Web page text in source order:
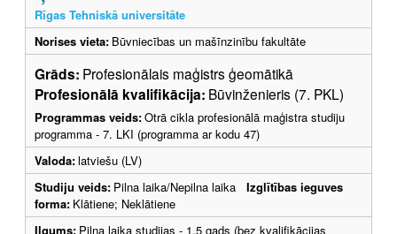
Rīgas Tehniskā universitāte
Norises vieta: Būvniecības un mašīnzinību fakultāte
Grāds: Profesionālais maģistrs ģeomātikā
Profesionālā kvalifikācija: Būvinženieris (7. PKL)
Programmas veids:Otrā cikla profesionālā maģistra studiju
programma - 7. LKI (programma ar kodu 47)
Valoda:latviešu (LV)
Studiju veids: Pilna laika/Nepilna laika Izglītības ieguves
forma: Klātiene; Neklātiene
Ilgums: Pilna laika studijas - 1,5 gads (bez kvalifikācijas